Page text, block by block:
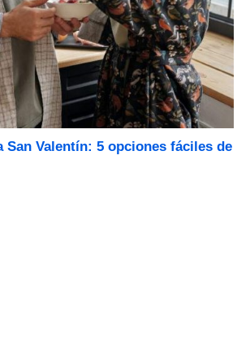
San Valentín: 5 opciones fáciles de